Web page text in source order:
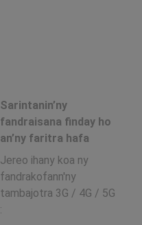
Sarintanin’ny
fandraisana finday ho
an’ny faritra hafa
Jereo ihany koa ny
fandrakofann'ny
tambajotra 3G / 4G / 5G
: